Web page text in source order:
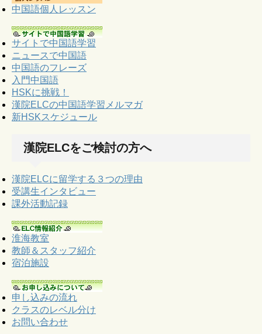
中国語個人レッスン
サイトで中国語学習
ニュースで中国語
中国語のフレーズ
入門中国語
HSKに挑戦！
漢院ELCの中国語学習メルマガ
新HSKスケジュール
漢院ELCをご検討の方へ
漢院ELCに留学する３つの理由
受講生インタビュー
課外活動記録
淮海教室
教師＆スタッフ紹介
宿泊施設
申し込みの流れ
クラスのレベル分け
お問い合わせ